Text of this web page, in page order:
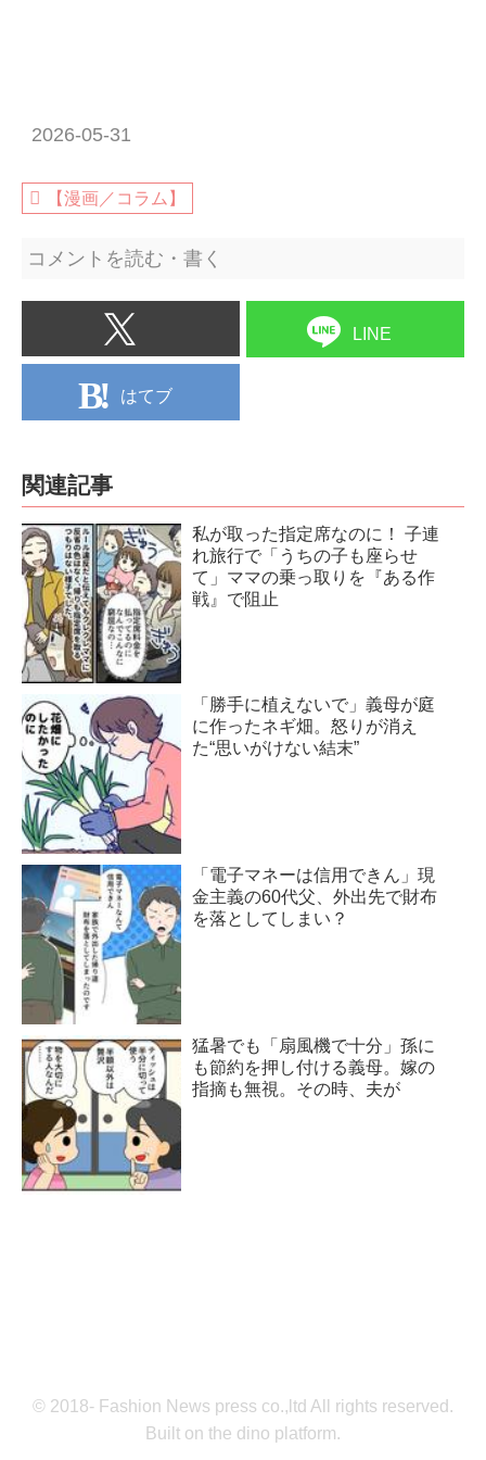
2026-05-31
【漫画／コラム】
コメントを読む・書く
LINE
はてブ
関連記事
私が取った指定席なのに！ 子連
れ旅行で「うちの子も座らせ
て」ママの乗っ取りを『ある作
戦』で阻止
「勝手に植えないで」義母が庭
に作ったネギ畑。怒りが消え
た“思いがけない結末”
「電子マネーは信用できん」現
金主義の60代父、外出先で財布
を落としてしまい？
猛暑でも「扇風機で十分」孫に
も節約を押し付ける義母。嫁の
指摘も無視。その時、夫が
© 2018- Fashion News press co.,ltd All rights reserved.
Built on the dino platform.